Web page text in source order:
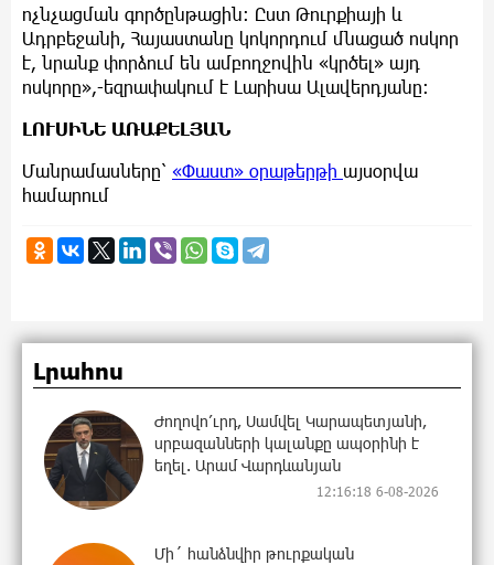
ոչնչացման գործընթացին։ Ըստ Թուրքիայի և
Ադրբեջանի, Հայաստանը կոկորդում մնացած ոսկոր
է, նրանք փորձում են ամբողջովին «կրծել» այդ
ոսկորը»,-եզրափակում է Լարիսա Ալավերդյանը։
ԼՈՒՍԻՆԵ ԱՌԱՔԵԼՅԱՆ
Մանրամասները՝ «Փաստ» օրաթերթի այսօրվա
համարում
Լրահոս
Ժողովո՛ւրդ, Սամվել Կարապետյանի,
սրբազանների կալանքը ապօրինի է
եղել. Արամ Վարդևանյան
12:16:18 6-08-2026
Մի´ հանձնվիր թուրքական